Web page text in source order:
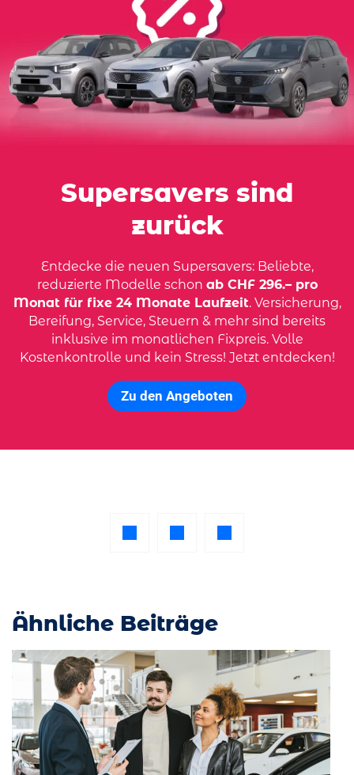
Supersavers sind
zurück
Entdecke die neuen Supersavers: Beliebte,
reduzierte Modelle schon ab CHF 296.– pro
Monat für fixe 24 Monate Laufzeit. Versicherung,
Bereifung, Service, Steuern & mehr sind bereits
inklusive im monatlichen Fixpreis. Volle
Kostenkontrolle und kein Stress! Jetzt entdecken!
Zu den Angeboten
Ähnliche Beiträge